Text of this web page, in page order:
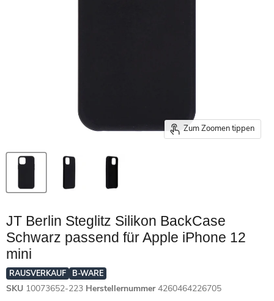
Zum Zoomen tippen
JT Berlin Steglitz Silikon BackCase
Schwarz passend für Apple iPhone 12
mini
RAUSVERKAUF B-WARE
SKU 10073652-223 Herstellernummer 4260464226705